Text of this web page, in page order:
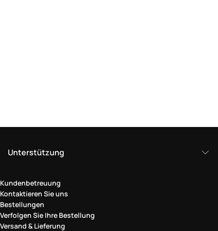
Unterstützung
Kundenbetreuung
Kontaktieren Sie uns
Bestellungen
Verfolgen Sie Ihre Bestellung
Versand & Lieferung